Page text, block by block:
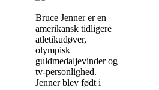
Bruce Jenner er en
amerikansk tidligere
atletikudøver,
olympisk
guldmedaljevinder og
tv-personlighed.
Jenner blev født i